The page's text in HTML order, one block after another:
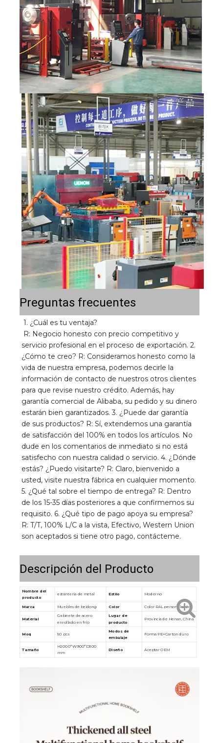
Preguntas frecuentes
1. ¿Cuál es tu ventaja?
R: Negocio honesto con precio competitivo y
servicio profesional en el proceso de exportación. 2.
¿Cómo te creo? R: Consideramos honesto como la
vida de nuestra empresa, podemos decirle la
información de contacto de nuestros otros clientes
para que revise nuestro crédito. Además, hay
garantía comercial de Alibaba, su pedido y su dinero
estarán bien garantizados. 3. ¿Puede dar garantía
de sus productos? R: Sí, extendemos una garantía
de satisfacción del 100% en todos los artículos. No
dude en los comentarios de inmediato si no está
satisfecho con nuestra calidad o servicio. 4. ¿Dónde
estás? ¿Puedo visitarte? R: Claro, bienvenido a
usted, visite nuestra fábrica en cualquier momento.
5. ¿Qué tal sobre el tiempo de entrega? R: Dentro
de los 15-35 días posteriores a que confirmemos su
requisito. 6. ¿Qué tipo de pago apoya su empresa?
R: T/T, 100% L/C a la vista, Efectivo, Western Union
son aceptados si tiene otro pago, contácteme.
Descripción del Producto
Nombre del
producto
estantería de metal Estilo Moderno
Marca Muebles de beidong Color Color RAL personalizado
Material
Gabinete de acero
enrollado en frío
Lugar de
producto
Provincia de Henan, China
Moq 50 pcs
Modos de
embalaje
Forma PE+Carton duro
Tamaño
H2000*W900*D300
mm
Diseño Aceptar OEM